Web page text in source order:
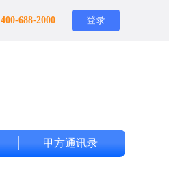
400-688-2000 登录
甲方通讯录